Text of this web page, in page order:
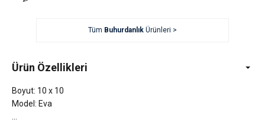
Tüm BuhurdanlıkÜrünleri >
Ürün Özellikleri
Boyut: 10 x 10
Model: Eva